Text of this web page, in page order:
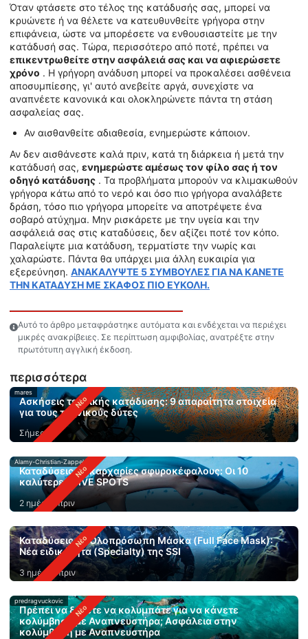
Όταν φτάσετε στο τέλος της κατάδυσής σας, μπορεί να
κρυώνετε ή να θέλετε να κατευθυνθείτε γρήγορα στην
επιφάνεια, ώστε να μπορέσετε να ενθουσιαστείτε με την
κατάδυσή σας. Τώρα, περισσότερο από ποτέ, πρέπει να
επικεντρωθείτε στην ασφάλειά σας και να αφιερώσετε
χρόνο . Η γρήγορη ανάδυση μπορεί να προκαλέσει ασθένεια
αποσυμπίεσης, γι' αυτό ανεβείτε αργά, συνεχίστε να
αναπνέετε κανονικά και ολοκληρώνετε πάντα τη στάση
ασφαλείας σας.
Αν αισθανθείτε αδιαθεσία, ενημερώστε κάποιον.
Αν δεν αισθάνεστε καλά πριν, κατά τη διάρκεια ή μετά την
κατάδυσή σας, ενημερώστε αμέσως τον φίλο σας ή τον
οδηγό κατάδυσης . Τα προβλήματα μπορούν να κλιμακωθούν
γρήγορα κάτω από το νερό και όσο πιο γρήγορα αναλάβετε
δράση, τόσο πιο γρήγορα μπορείτε να αποτρέψετε ένα
σοβαρό ατύχημα. Μην ρισκάρετε με την υγεία και την
ασφάλειά σας στις καταδύσεις, δεν αξίζει ποτέ τον κόπο.
Παραλείψτε μια κατάδυση, τερματίστε την νωρίς και
χαλαρώστε. Πάντα θα υπάρχει μια άλλη ευκαιρία για
εξερεύνηση. ΑΝΑΚΑΛΥΨΤΕ 5 ΣΥΜΒΟΥΛΕΣ ΓΙΑ ΝΑ ΚΑΝΕΤΕ
ΤΗΝ ΚΑΤΑΔΥΣΗ ΜΕ ΣΚΑΦΟΣ ΠΙΟ ΕΥΚΟΛΗ.
Αυτό το άρθρο μεταφράστηκε αυτόματα και ενδέχεται να περιέχει
μικρές ανακρίβειες. Σε περίπτωση αμφιβολίας, ανατρέξτε στην
πρωτότυπη αγγλική έκδοση.
περισσότερα
mares
Ασκήσεις τεχνικής κατάδυσης: 9 απαραίτητα στοιχεία
για τους τεχνικούς δύτες
Σήμερα
Alamy-Christian-Zappel
Καταδύσεις με καρχαρίες σφυροκέφαλους: Οι 10
καλύτερες DIVE SPOTS
2 ημέρες πριν
Καταδύσεις με Ολοπρόσωπη Μάσκα (Full Face Mask):
Νέα ειδικότητα (Specialty) της SSI
3 ημέρες πριν
predragvuckovic
Πρέπει να ξέρετε να κολυμπάτε για να κάνετε
κολύμβηση με Αναπνευστήρα; Ασφάλεια στην
κολύμβηση με Αναπνευστήρα